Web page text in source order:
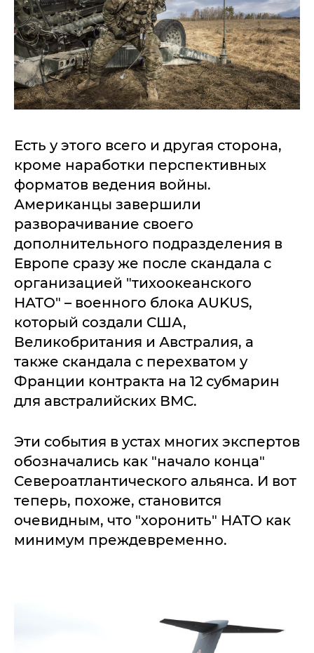
Есть у этого всего и другая сторона,
кроме наработки перспективных
форматов ведения войны.
Американцы завершили
разворачивание своего
дополнительного подразделения в
Европе сразу же после скандала с
организацией "тихоокеанского
НАТО" – военного блока AUKUS,
который создали США,
Великобритания и Австралия, а
также скандала с перехватом у
Франции контракта на 12 субмарин
для австралийских ВМС.
Эти события в устах многих экспертов
обозначались как "начало конца"
Североатлантического альянса. И вот
теперь, похоже, становится
очевидным, что "хоронить" НАТО как
минимум преждевременно.